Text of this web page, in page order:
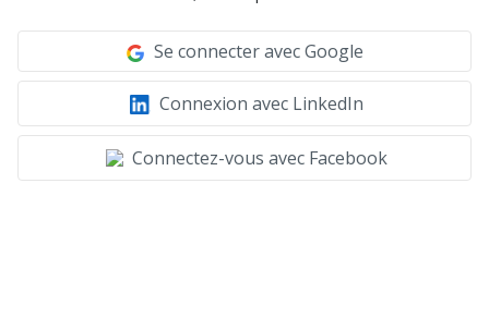
Se connecter avec Google
Connexion avec LinkedIn
Connectez-vous avec Facebook